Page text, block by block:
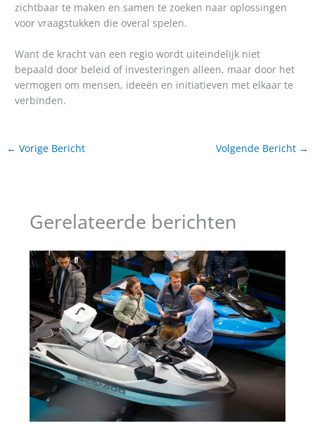
zichtbaar te maken en samen te zoeken naar oplossingen
voor vraagstukken die overal spelen.
Want de kracht van een regio wordt uiteindelijk niet
bepaald door beleid of investeringen alleen, maar door het
vermogen om mensen, ideeën en initiatieven met elkaar te
verbinden.
← Vorige Bericht Volgende Bericht →
Gerelateerde berichten